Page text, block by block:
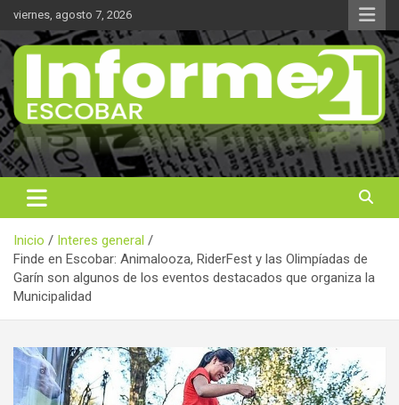
Saltar
contenido
viernes, agosto 7, 2026
Informe 21
Noticas reales
Inicio
Interes general
Finde en Escobar: Animalooza, RiderFest y las Olimpíadas de
Garín son algunos de los eventos destacados que organiza la
Municipalidad